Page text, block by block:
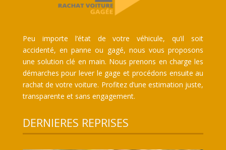
Peu importe l’état de votre véhicule, qu’il soit
accidenté, en panne ou gagé, nous vous proposons
une solution clé en main. Nous prenons en charge les
démarches pour lever le gage et procédons ensuite au
rachat de votre voiture. Profitez d’une estimation juste,
transparente et sans engagement.
DERNIERES REPRISES